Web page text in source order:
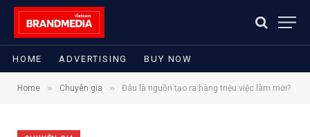
HOME ADVERTISING BUY NOW
Home » Chuyên gia » Đâu là nguồn tạo ra hàng triệu việc làm mới?